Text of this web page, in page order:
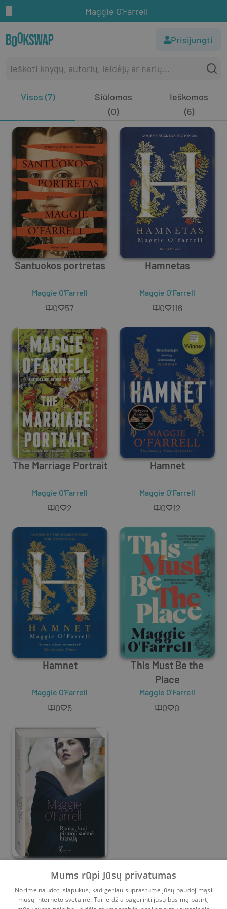
Maggie O'Farrell
Prisijungti
Visos (7)
Siūlomos
(0)
Ieškomos
(6)
Santuokos portretas
Maggie O'Farrell
0 57
Hamnetas
Maggie O'Farrell
0 116
The Marriage Portrait
Maggie O'Farrell
0 2
Hamnet
Maggie O'Farrell
0 12
Hamnet
Maggie O'Farrell
0 5
This Must Be the
Place
Maggie O'Farrell
0 0
suėmė manąją
Maggie O'Farrell
Mums rūpi Jūsų privatumas
Norime naudoti slapukus, kad geriau suprastume jūsų naudojimąsi
mūsų interneto svetaine. Tai leidžia pagerinti jūsų būsimą patirtį